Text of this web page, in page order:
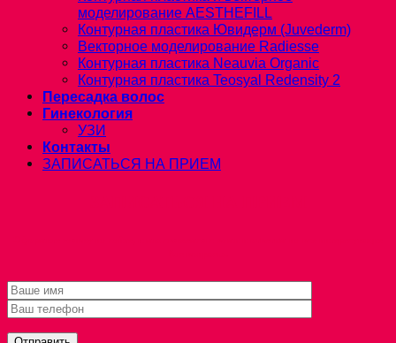
моделирование AESTHEFILL
Контурная пластика Ювидерм (Juvederm)
Векторное моделирование Radiesse
Контурная пластика Neauvia Organic
Контурная пластика Teosyal Redensity 2
Пересадка волос
Гинекология
УЗИ
Контакты
ЗАПИСАТЬСЯ НА ПРИЕМ